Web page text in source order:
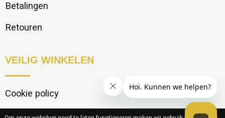
Betalingen
Retouren
VEILIG WINKELEN
Cookie policy
Privacy statement